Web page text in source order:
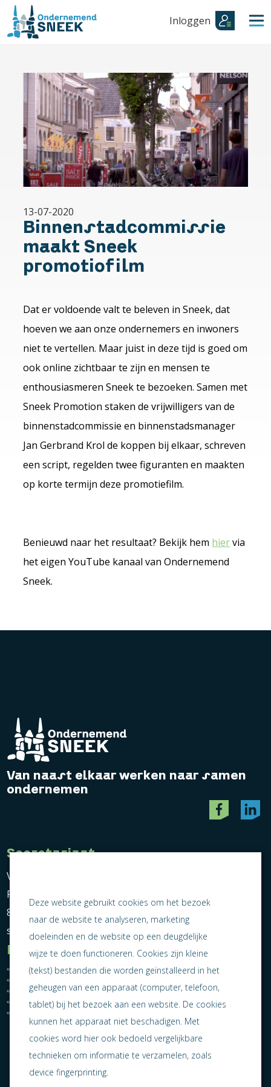
Inloggen
13-07-2020
Binnenstadcommissie
maakt Sneek
promotiofilm
Dat er voldoende valt te beleven in Sneek, dat
hoeven we aan onze ondernemers en inwoners
niet te vertellen. Maar juist in deze tijd is goed om
ook online zichtbaar te zijn en mensen te
enthousiasmeren Sneek te bezoeken. Samen met
Sneek Promotion staken de vrijwilligers van de
binnenstadcommissie en binnenstadsmanager
Jan Gerbrand Krol de koppen bij elkaar, schreven
een script, regelden twee figuranten en maakten
op korte termijn deze promotiefilm.
Benieuwd naar het resultaat? Bekijk hem hiervia
het eigen YouTube kanaal van Ondernemend
Sneek.
Van naast elkaar werken naar samen
ondernemen
Secretariaat
Vereniging Ondernemend Sneek
Postbus 464
8600 AL Sneek
secretariaat@ondernemendsneek.nl
Informatie
Ledenoverzicht
Algemene voorwaarden
Privacy statement
Jaarverslag 2025
Nieuws
Lid worden
Contact
Deze website gebruikt cookies om het bezoek
naar de website te analyseren, marketing
doeleinden en de website op een deugdelijke
wijze te doen functioneren. Cookies zijn kleine
(tekst) bestanden die worden geïnstalleerd in het
geheugen van een apparaat (computer, telefoon,
tablet) bij het bezoek aan een website. De cookies
kunnen het apparaat niet beschadigen. Met
cookies word hier ook bedoeld vergelijkbare
technieken om informatie te verzamelen, zoals
device fingerprinting.